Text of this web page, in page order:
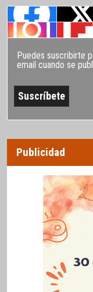
Puedes suscribirte
email cuando se
Publicidad